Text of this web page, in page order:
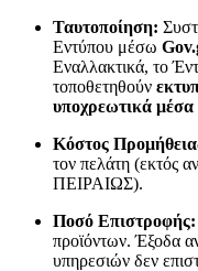
Ταυτοποίηση:
Εντύπου μέσω
Εναλλακτικά, το
τοποθετηθούν
υποχρεωτικά μέσα
Κόστος
τον πελάτη (εκτός
ΠΕΙΡΑΙΩΣ).
Ποσό Επιστροφής:
προϊόντων. Έξοδα
υπηρεσιών δεν